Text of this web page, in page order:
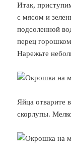
Итак,
с мясом и
подсоленной
перец
Нарежьте
Яйца отварите
скорлупы.